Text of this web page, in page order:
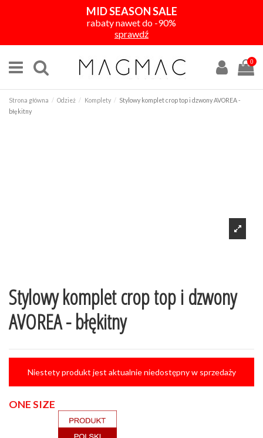
MID SEASON SALE
rabaty nawet do -90%
sprawdź
0
Strona główna Odzież Komplety
Stylowy komplet crop top i dzwony AVOREA -
błękitny
Stylowy komplet crop top i dzwony
AVOREA - błękitny
Niestety produkt jest aktualnie niedostępny w sprzedaży
ONE SIZE